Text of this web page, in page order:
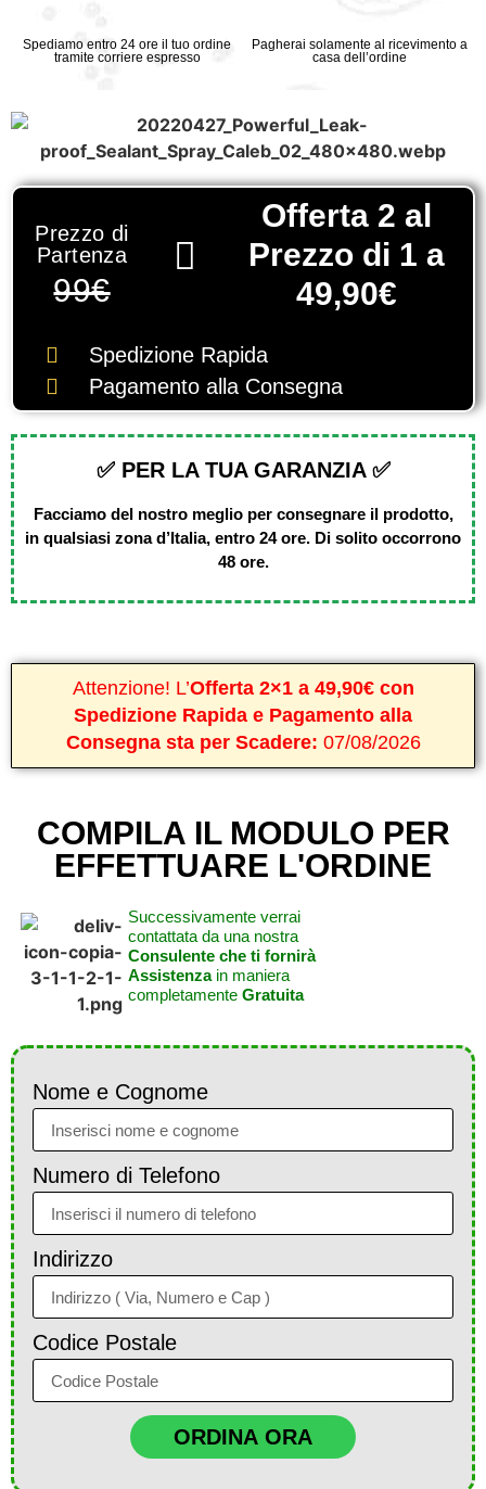
Spediamo entro 24 ore il tuo ordine
tramite corriere espresso
Pagherai solamente al ricevimento a
casa dell’ordine
Prezzo di
Partenza
99€
Offerta 2 al
Prezzo di 1 a
49,90€
Spedizione Rapida
Pagamento alla Consegna
✅ PER LA TUA GARANZIA ✅
Facciamo del nostro meglio per consegnare il prodotto,
in qualsiasi zona d’Italia, entro 24 ore. Di solito occorrono
48 ore.
Attenzione! L’Offerta 2×1 a 49,90€ con
Spedizione Rapida e Pagamento alla
Consegna sta per Scadere: 07/08/2026
COMPILA IL MODULO PER
EFFETTUARE L'ORDINE
Successivamente verrai
contattata da una nostra
Consulente che ti fornirà
Assistenzain maniera
completamente Gratuita
Nome e Cognome
Numero di Telefono
Indirizzo
Codice Postale
ORDINA ORA